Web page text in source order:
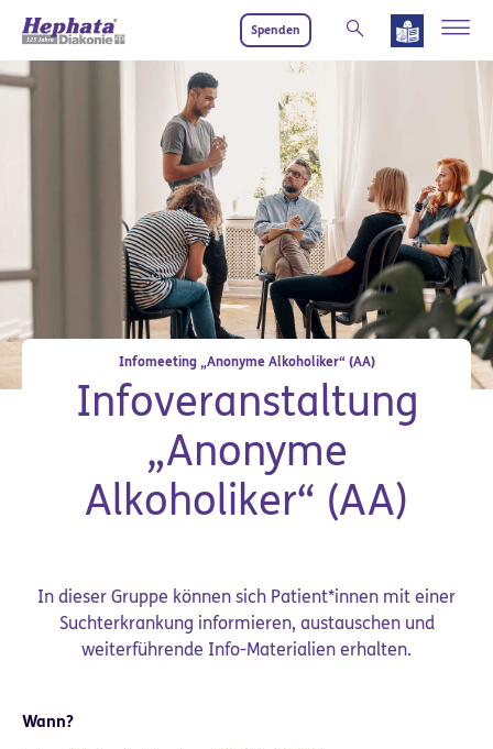
Spenden
Infomeeting „Anonyme Alkoholiker“ (AA)
Infoveranstaltung
„Anonyme
Alkoholiker“ (AA)
In dieser Gruppe können sich Patient*innen mit einer
Suchterkrankung informieren, austauschen und
weiterführende Info-Materialien erhalten.
Wann?